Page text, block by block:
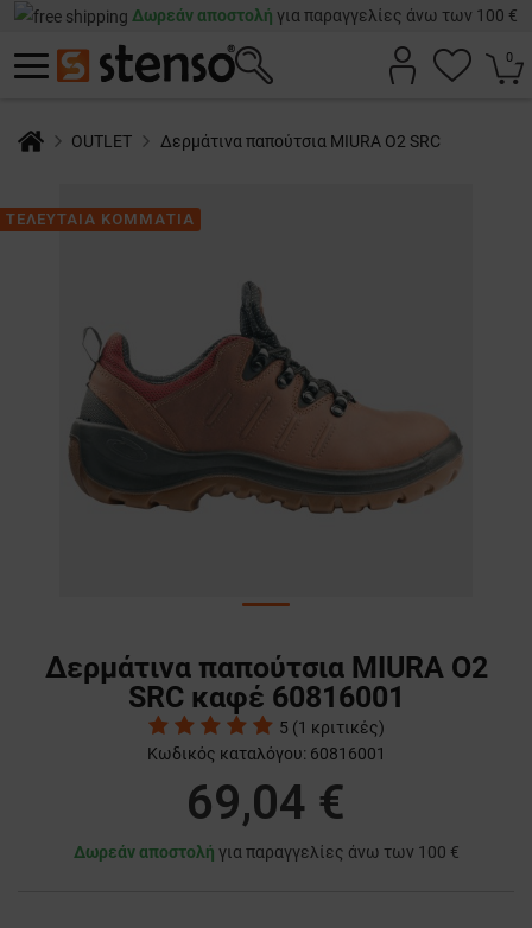
Δωρεάν αποστολή για παραγγελίες άνω των 100 €
0
OUTLET Δερμάτινα παπούτσια MIURA O2 SRC
ΤΕΛΕΥΤΑΙΑ ΚΟΜΜΑΤΙΑ
Δερμάτινα παπούτσια MIURA O2
SRC καφέ 60816001
5 (1 κριτικές)
Κωδικός καταλόγου: 60816001
69,04 €
Δωρεάν αποστολή για παραγγελίες άνω των 100 €